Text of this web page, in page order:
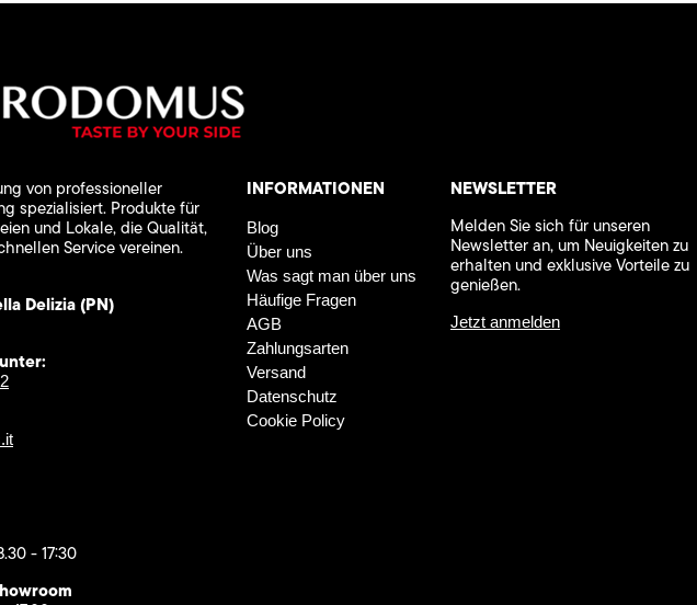
von professioneller
spezialisiert. Produkte für
und Lokale, die Qualität,
Service vereinen.
Delizia (PN)
- 17:30
INFORMATIONEN
Blog
Über uns
Was sagt man über uns
Häufige Fragen
AGB
Zahlungsarten
Versand
Datenschutz
Cookie Policy
NEWSLETTER
Melden Sie sich für unseren
Newsletter an, um Neuigkeiten zu
erhalten und exklusive Vorteile zu
genießen.
Jetzt anmelden